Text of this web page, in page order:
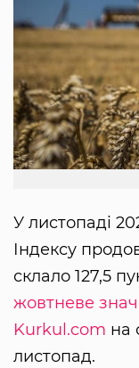
У листопаді
Індексу
склало 127,5
жовтневе
Kurkul.com на
листопад.